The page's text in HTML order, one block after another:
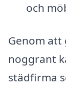
och
Genom att
noggrant
städfirma